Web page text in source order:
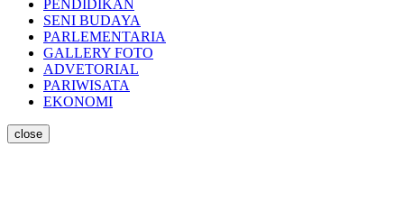
PENDIDIKAN
SENI BUDAYA
PARLEMENTARIA
GALLERY FOTO
ADVETORIAL
PARIWISATA
EKONOMI
close